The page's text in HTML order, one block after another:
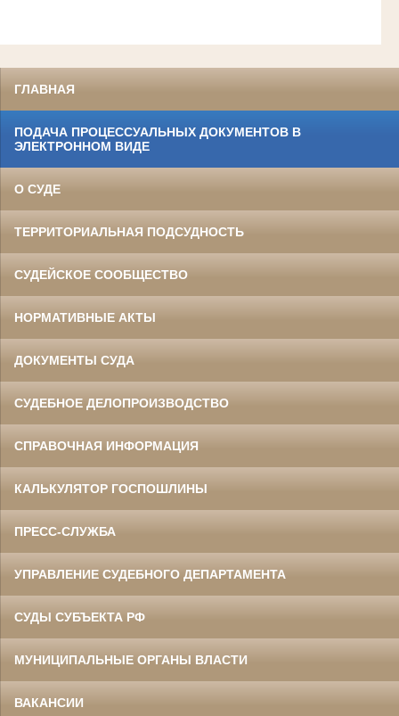
ГЛАВНАЯ
ПОДАЧА ПРОЦЕССУАЛЬНЫХ ДОКУМЕНТОВ В
ЭЛЕКТРОННОМ ВИДЕ
О СУДЕ
ТЕРРИТОРИАЛЬНАЯ ПОДСУДНОСТЬ
СУДЕЙСКОЕ СООБЩЕСТВО
НОРМАТИВНЫЕ АКТЫ
ДОКУМЕНТЫ СУДА
СУДЕБНОЕ ДЕЛОПРОИЗВОДСТВО
СПРАВОЧНАЯ ИНФОРМАЦИЯ
КАЛЬКУЛЯТОР ГОСПОШЛИНЫ
ПРЕСС-СЛУЖБА
УПРАВЛЕНИЕ СУДЕБНОГО ДЕПАРТАМЕНТА
СУДЫ СУБЪЕКТА РФ
МУНИЦИПАЛЬНЫЕ ОРГАНЫ ВЛАСТИ
ВАКАНСИИ